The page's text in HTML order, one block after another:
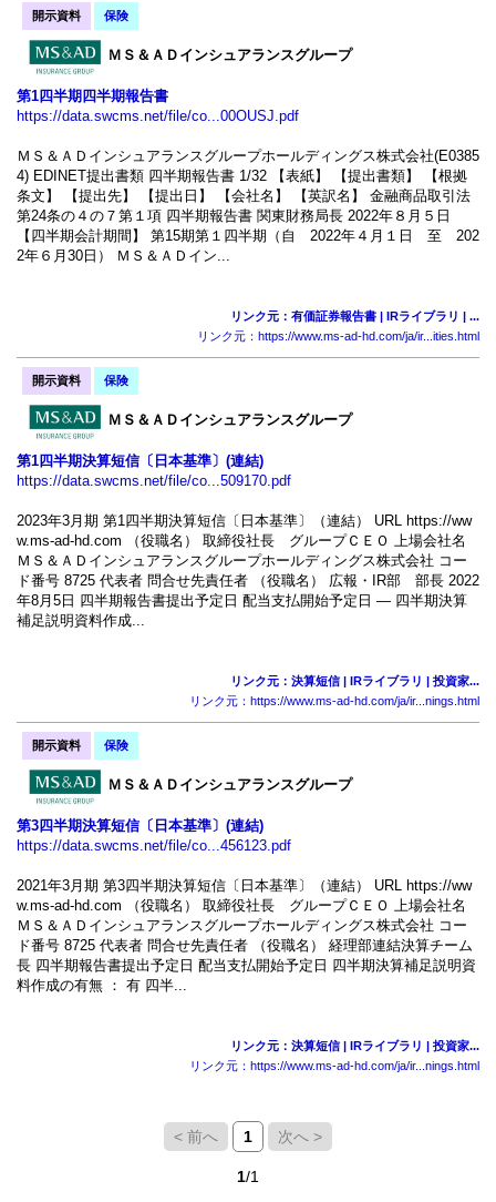
開示資料 保険
ＭＳ＆ＡＤインシュアランスグループ
第1四半期四半期報告書
https://data.swcms.net/file/co...00OUSJ.pdf
ＭＳ＆ＡＤインシュアランスグループホールディングス株式会社(E0385
4) EDINET提出書類 四半期報告書 1/32 【表紙】 【提出書類】 【根拠
条文】 【提出先】 【提出日】 【会社名】 【英訳名】 金融商品取引法
第24条の４の７第１項 四半期報告書 関東財務局長 2022年８月５日
【四半期会計期間】 第15期第１四半期（自 2022年４月１日 至 202
2年６月30日） ＭＳ＆ＡＤイン...
リンク元：有価証券報告書 | IRライブラリ | ...
リンク元：https://www.ms-ad-hd.com/ja/ir...ities.html
開示資料 保険
ＭＳ＆ＡＤインシュアランスグループ
第1四半期決算短信〔日本基準〕(連結)
https://data.swcms.net/file/co...509170.pdf
2023年3月期 第1四半期決算短信〔日本基準〕（連結） URL https://ww
w.ms-ad-hd.com （役職名） 取締役社長 グループＣＥＯ 上場会社名
ＭＳ＆ＡＤインシュアランスグループホールディングス株式会社 コー
ド番号 8725 代表者 問合せ先責任者 （役職名） 広報・IR部 部長 2022
年8月5日 四半期報告書提出予定日 配当支払開始予定日 ― 四半期決算
補足説明資料作成...
リンク元：決算短信 | IRライブラリ | 投資家...
リンク元：https://www.ms-ad-hd.com/ja/ir...nings.html
開示資料 保険
ＭＳ＆ＡＤインシュアランスグループ
第3四半期決算短信〔日本基準〕(連結)
https://data.swcms.net/file/co...456123.pdf
2021年3月期 第3四半期決算短信〔日本基準〕（連結） URL https://ww
w.ms-ad-hd.com （役職名） 取締役社長 グループＣＥＯ 上場会社名
ＭＳ＆ＡＤインシュアランスグループホールディングス株式会社 コー
ド番号 8725 代表者 問合せ先責任者 （役職名） 経理部連結決算チーム
長 四半期報告書提出予定日 配当支払開始予定日 四半期決算補足説明資
料作成の有無 ： 有 四半...
リンク元：決算短信 | IRライブラリ | 投資家...
リンク元：https://www.ms-ad-hd.com/ja/ir...nings.html
< 前へ 1 次へ >
1/1